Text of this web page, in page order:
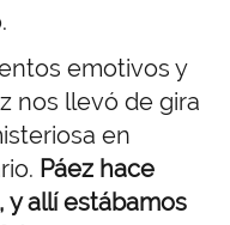
emotivos y
nos llevó de gira
en
Páez hace
allí estábamos